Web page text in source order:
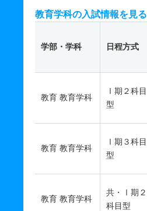
教育学科の入試情報を見る
学部・学科 日程方式
教育 教育学科
Ⅰ期２科目
型
教育 教育学科
Ⅰ期３科目
型
教育 教育学科
共・Ⅰ期２
科目型